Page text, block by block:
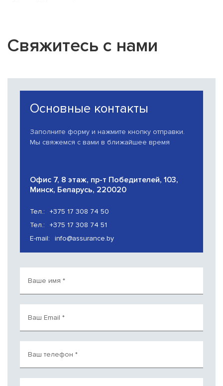
Свяжитесь с нами
Основные контакты
Заполните форму и нажмите кнопку отправки.
Мы свяжемся с вами в ближайшее время
Офис 7, 8 этаж, пр-т Победителей, 103,
Минск, Беларусь, 220020
Тел.:
+375 17 308 74 50
Тел.:
+375 17 308 74 51
E-mail:
info@assurance.by
Ваше имя *
Ваш Email *
Ваш телефон *